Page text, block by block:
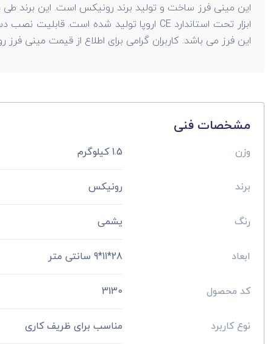
این مینی فرز ساخت و تولید برند رونیکس است. این برند طی
این فرز می باشد. کاربران گرامی برای اطلاع از قیمت مینی فرز رونیکس مدل 3130 می توانند به سایت راندنو مراجعه کرده و با فروشندگان این کالا به
مشخصات فنی
وزن 1.5 کیلوگرم
برند رونیکس
رنگ یشمی
ابعاد 28*11*9 سانتی متر
کد محصول 3130
نوع کاربرد مناسب برای ظریف کاری